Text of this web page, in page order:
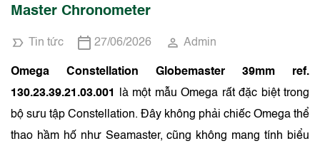
Master Chronometer
Tin tức 27/06/2026 Admin
Omega Constellation Globemaster 39mm ref.
130.23.39.21.03.001
là một mẫu Omega rất đặc biệt trong
bộ sưu tập Constellation. Đây không phải chiếc Omega thể
thao hầm hố như Seamaster, cũng không mang tính biểu